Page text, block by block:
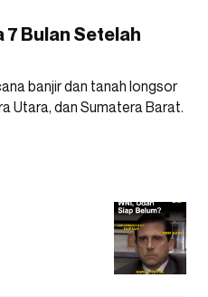
Bulan Setelah
banjir dan tanah longsor
Utara, dan Sumatera Barat.